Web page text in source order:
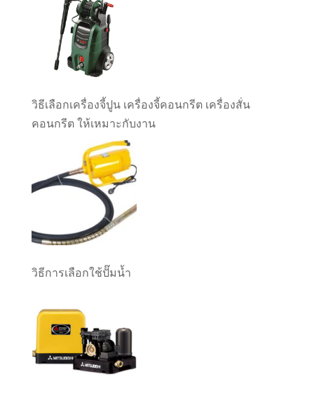
วิธีเลือกเครื่องจี้ปูน เครื่องจี้คอนกรีต เครื่องสั่น
คอนกรีต ให้เหมาะกับงาน
วิธีการเลือกใช้ปั๊มน้ำ